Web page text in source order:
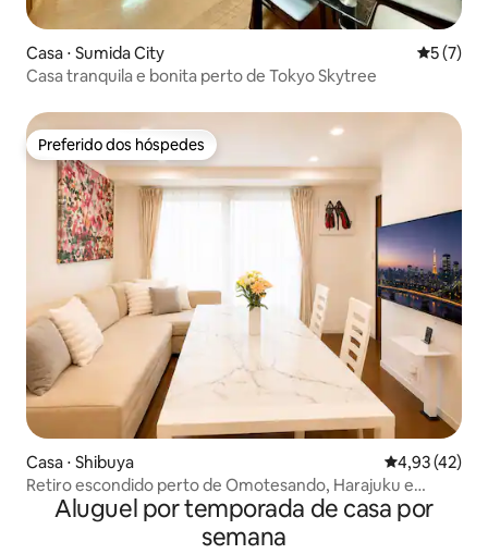
Casa ⋅ Sumida City 5 de
5 (7)
Casa tranquila e bonita perto de Tokyo Skytree
Preferido dos hóspedes
Preferido dos hóspedes
Casa ⋅ Shibuya 4,93 de uma
4,93 (42)
Retiro escondido perto de Omotesando, Harajuku e
Shibuya
Aluguel por temporada de casa por
semana